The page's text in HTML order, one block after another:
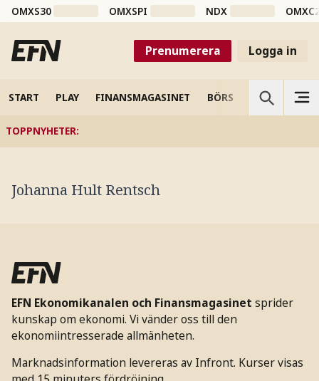
OMXS30 OMXSPI NDX
Prenumerera Logga in
START PLAY FINANSMAGASINET BÖRS VETENSKAP
TOPPNYHETER:
Johanna Hult Rentsch
EFN Ekonomikanalen och Finansmagasinet sprider
kunskap om ekonomi. Vi vänder oss till den
ekonomiintresserade allmänheten.
Marknadsinformation levereras av Infront. Kurser visas